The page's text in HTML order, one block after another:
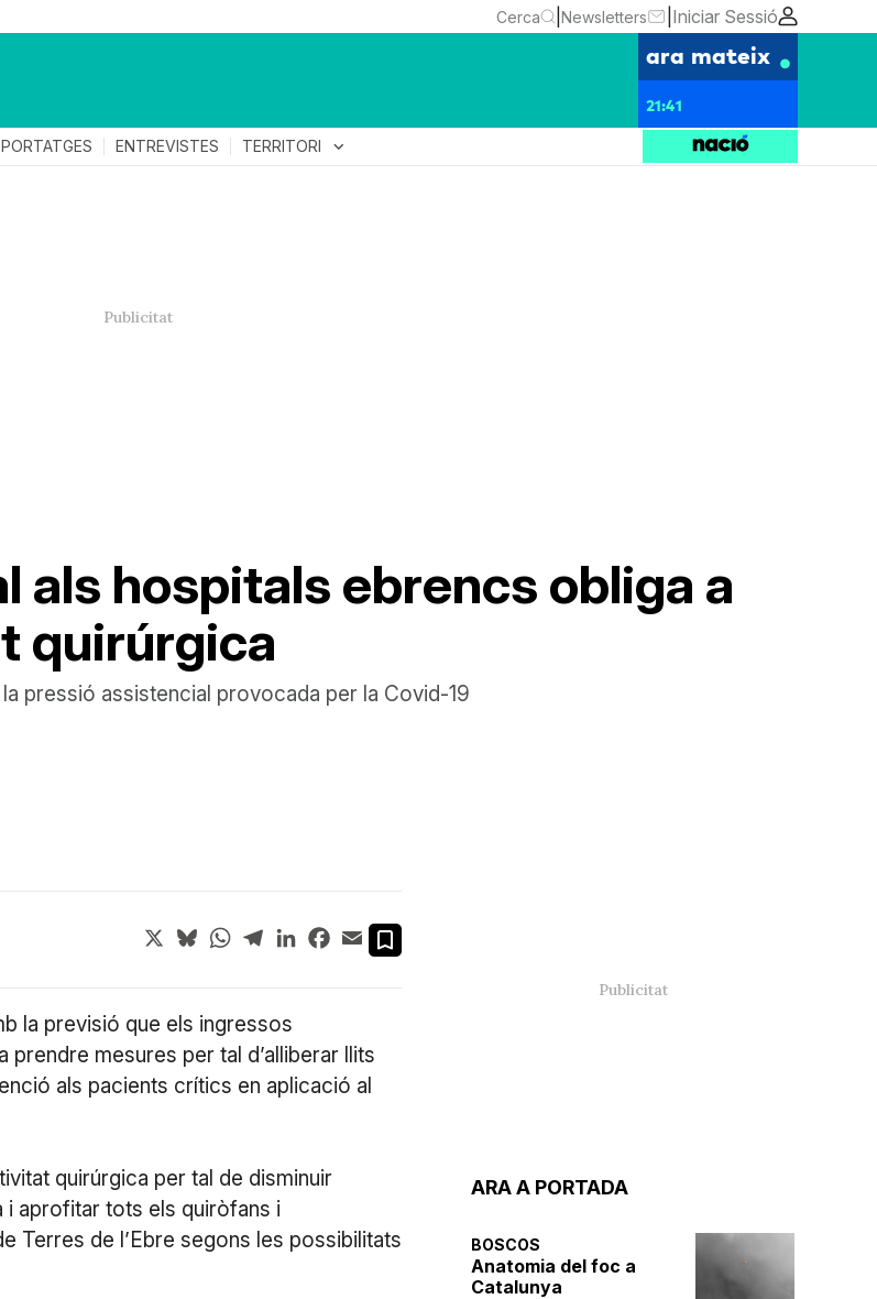
Cerca Newsletters Iniciar Sessió
ara mateix
21:41
ENTREVISTES TERRITORI expand_more
als hospitals ebrencs obliga a
quirúrgica
pressió assistencial provocada per la Covid-19
ARA A PORTADA
BOSCOS
Anatomia del foc a
Catalunya
X BlueskyWhatsApp
TelegramLinkedInFacebook
Email
la previsió que els ingressos
prendre mesures per tal d’alliberar llits
als pacients crítics en aplicació al
quirúrgica per tal de disminuir
i aprofitar tots els quiròfans i
Terres de l’Ebre segons les possibilitats